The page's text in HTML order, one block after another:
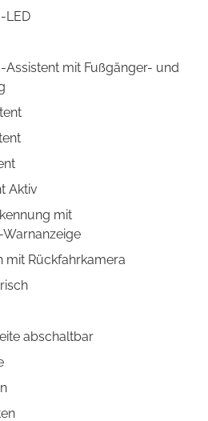
LED
mit Fußgänger- und
Aktiv
mit
mit Rückfahrkamera
abschaltbar